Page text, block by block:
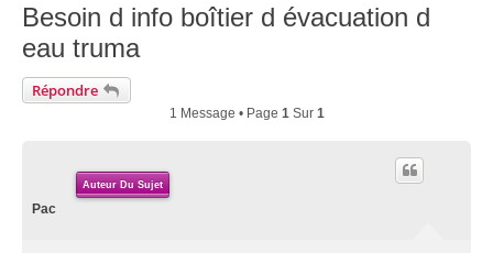
Besoin d info boîtier d évacuation d
eau truma
Répondre
1 Message • Page 1Sur 1
Auteur Du Sujet
Pac